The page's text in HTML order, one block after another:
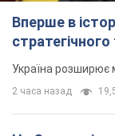
Вперше в
Україна розширює
2 часа назад